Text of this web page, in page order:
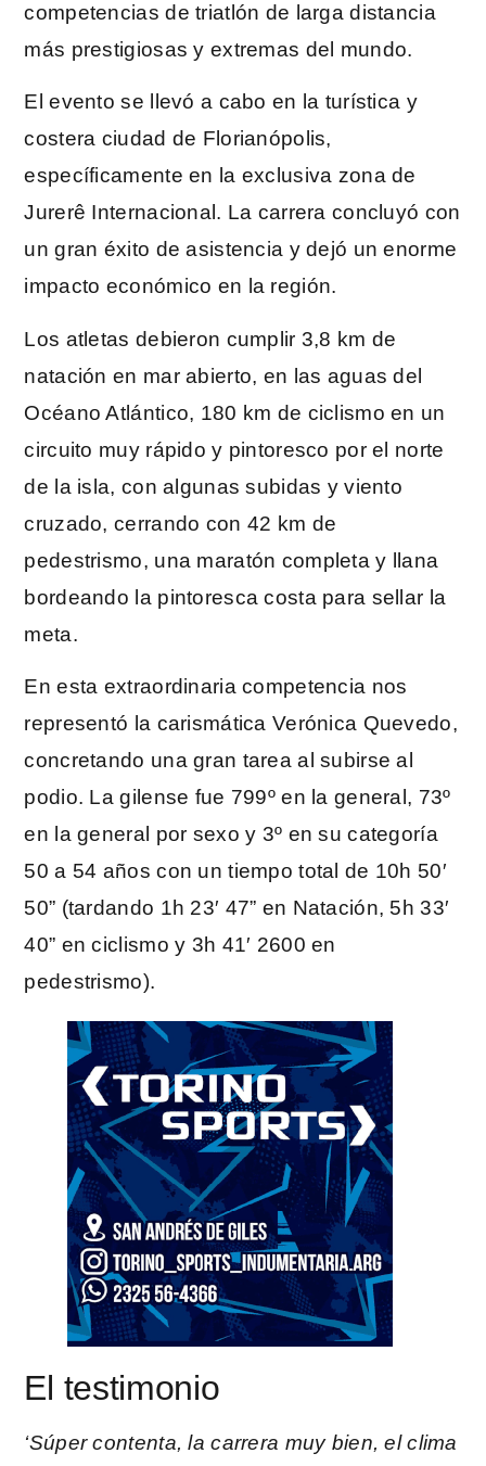
competencias de triatlón de larga distancia
más prestigiosas y extremas del mundo.
El evento se llevó a cabo en la turística y
costera ciudad de Florianópolis,
específicamente en la exclusiva zona de
Jurerê Internacional. La carrera concluyó con
un gran éxito de asistencia y dejó un enorme
impacto económico en la región.
Los atletas debieron cumplir 3,8 km de
natación en mar abierto, en las aguas del
Océano Atlántico, 180 km de ciclismo en un
circuito muy rápido y pintoresco por el norte
de la isla, con algunas subidas y viento
cruzado, cerrando con 42 km de
pedestrismo, una maratón completa y llana
bordeando la pintoresca costa para sellar la
meta.
En esta extraordinaria competencia nos
representó la carismática Verónica Quevedo,
concretando una gran tarea al subirse al
podio. La gilense fue 799º en la general, 73º
en la general por sexo y 3º en su categoría
50 a 54 años con un tiempo total de 10h 50′
50” (tardando 1h 23′ 47” en Natación, 5h 33′
40” en ciclismo y 3h 41′ 2600 en
pedestrismo).
El testimonio
‘Súper contenta, la carrera muy bien, el clima